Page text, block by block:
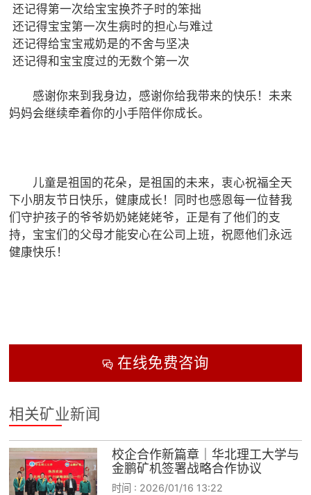
还记得第一次给宝宝换芥子时的笨拙
还记得宝宝第一次生病时的担心与难过
还记得给宝宝戒奶是的不舍与坚决
还记得和宝宝度过的无数个第一次
感谢你来到我身边，感谢你给我带来的快乐！未来
妈妈会继续牵着你的小手陪伴你成长。
儿童是祖国的花朵，是祖国的未来，衷心祝福全天
下小朋友节日快乐，健康成长！同时也感恩每一位替我
们守护孩子的爷爷奶奶姥姥姥爷，正是有了他们的支
持，宝宝们的父母才能安心在公司上班，祝愿他们永远
健康快乐！
在线免费咨询
相关矿业新闻
校企合作新篇章｜华北理工大学与
金鹏矿机签署战略合作协议
时间 : 2026/01/16 13:22